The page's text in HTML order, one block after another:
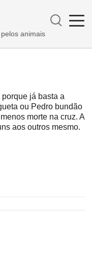
animais
já basta a
ou Pedro bundão
morte na cruz. A
aos outros mesmo.